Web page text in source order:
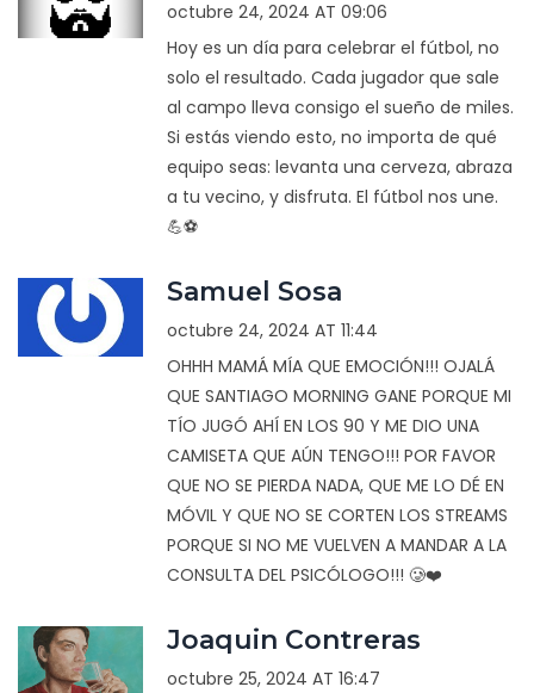
octubre 24, 2024 AT 09:06
Hoy es un día para celebrar el fútbol, no
solo el resultado. Cada jugador que sale
al campo lleva consigo el sueño de miles.
Si estás viendo esto, no importa de qué
equipo seas: levanta una cerveza, abraza
a tu vecino, y disfruta. El fútbol nos une.
💪⚽️
Samuel Sosa
octubre 24, 2024 AT 11:44
OHHH MAMÁ MÍA QUE EMOCIÓN!!! OJALÁ
QUE SANTIAGO MORNING GANE PORQUE MI
TÍO JUGÓ AHÍ EN LOS 90 Y ME DIO UNA
CAMISETA QUE AÚN TENGO!!! POR FAVOR
QUE NO SE PIERDA NADA, QUE ME LO DÉ EN
MÓVIL Y QUE NO SE CORTEN LOS STREAMS
PORQUE SI NO ME VUELVEN A MANDAR A LA
CONSULTA DEL PSICÓLOGO!!! 🥲❤️
Joaquin Contreras
octubre 25, 2024 AT 16:47